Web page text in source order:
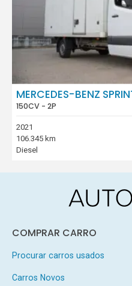
MERCEDES-BENZ
150CV - 2P
2021
106.345 km
Diesel
COMPRAR CARRO
Procurar carros usados
Carros Novos